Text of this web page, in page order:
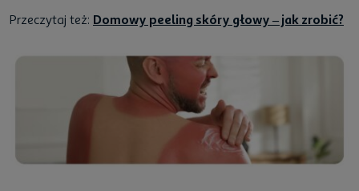
Przeczytaj też: Domowy peeling skóry głowy – jak zrobić?